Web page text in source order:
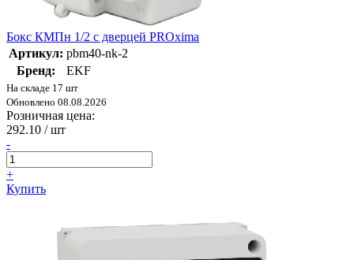
Бокс КМПн 1/2 с дверцей PROxima
Артикул: pbm40-nk-2
Бренд:
EKF
На складе 17 шт
Обновлено 08.08.2026
Розничная цена:
292.10 / шт
-
+
Купить